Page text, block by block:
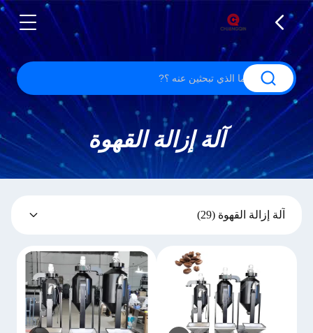
آلة إزالة القهوة
آلة إزالة القهوة (29)